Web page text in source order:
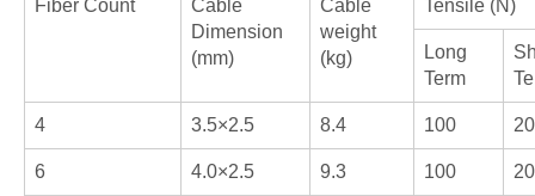
Fiber Count
Cable
Dimension
(mm)
Cable
weight
(kg)
Tensile (N)
Long
Term
4 3.5×2.5 8.4 100
6 4.0×2.5 9.3 100